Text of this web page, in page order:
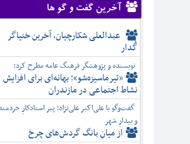
آخرین گفت و گو ها
عبدالعلی شکارچیان، آخرین خنیاگر
گُدار
نویسنده و پژوهشگر فرهنگ عامه مطرح کرد:
«تیرماسیزه‌شو»؛ بهانه‌ای برای افزایش
نشاط اجتماعی در مازندران
گفت‌وگو با علی‌اکبر علی‌نژاد؛ پیر استادکارِ
و بیدارِ شهر
از میانِ بانگ گردش‌های چرخ